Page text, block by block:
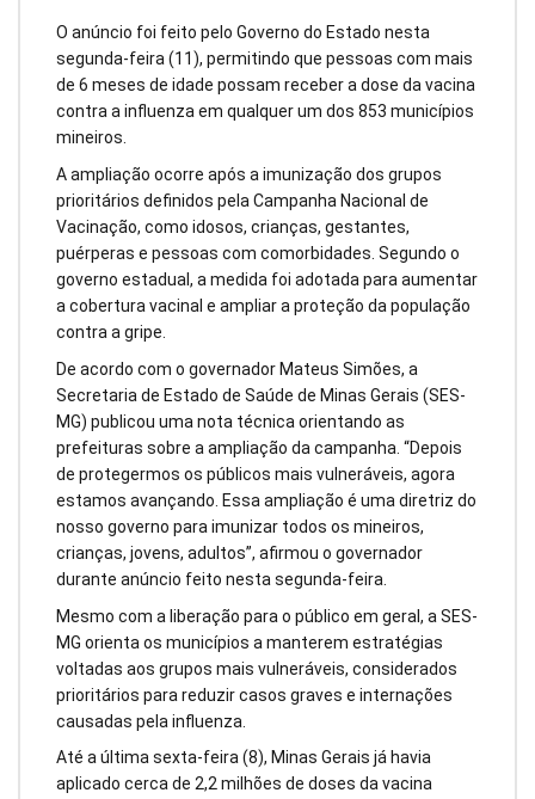
O anúncio foi feito pelo Governo do Estado nesta
segunda-feira (11), permitindo que pessoas com mais
de 6 meses de idade possam receber a dose da vacina
contra a influenza em qualquer um dos 853 municípios
mineiros.
A ampliação ocorre após a imunização dos grupos
prioritários definidos pela Campanha Nacional de
Vacinação, como idosos, crianças, gestantes,
puérperas e pessoas com comorbidades. Segundo o
governo estadual, a medida foi adotada para aumentar
a cobertura vacinal e ampliar a proteção da população
contra a gripe.
De acordo com o governador Mateus Simões, a
Secretaria de Estado de Saúde de Minas Gerais (SES-
MG) publicou uma nota técnica orientando as
prefeituras sobre a ampliação da campanha. “Depois
de protegermos os públicos mais vulneráveis, agora
estamos avançando. Essa ampliação é uma diretriz do
nosso governo para imunizar todos os mineiros,
crianças, jovens, adultos”, afirmou o governador
durante anúncio feito nesta segunda-feira.
Mesmo com a liberação para o público em geral, a SES-
MG orienta os municípios a manterem estratégias
voltadas aos grupos mais vulneráveis, considerados
prioritários para reduzir casos graves e internações
causadas pela influenza.
Até a última sexta-feira (8), Minas Gerais já havia
aplicado cerca de 2,2 milhões de doses da vacina